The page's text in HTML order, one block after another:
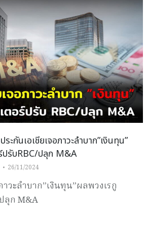
กันเอเชียเจอภาวะลำบาก”เงินทุน”
ปรับRBC/ปลุก M&A
26/11/2024
าวะลำบาก”เงินทุน”ผลพวงเรกู
ลุก M&A